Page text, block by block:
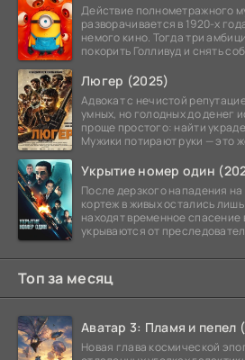
Действие полнометражного
разворачивается в 1920-х
немого кино. Тогда три
покорить Голливуд и снять
Люгер (2025)
Адвокат с нечистой
умных, но голодных до денег
проще простого: найти
Мужики потирают руки — это
Укрытие номер один
После дерзкого нападения
кортеж в живых остались
находят временное спасение
укрываются от
Топ за месяц
Аватар 3: Пламя и пепел
Новая глава космической